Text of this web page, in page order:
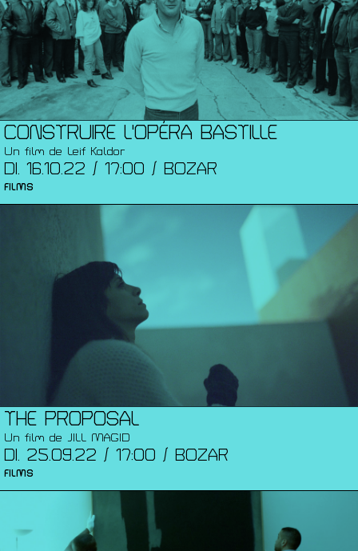
CONSTRUIRE L'OPÉRA BASTILLE
Un film de Leif Kaldor
DI. 16.10.22 / 17:00 / BOZAR
FILMS
THE PROPOSAL
Un film de JILL MAGID
DI. 25.09.22 / 17:00 / BOZAR
FILMS